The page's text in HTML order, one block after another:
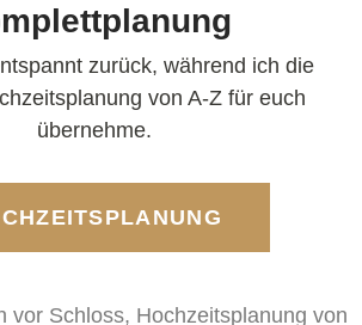
zurück, während ich die
von A-Z für euch
übernehme.